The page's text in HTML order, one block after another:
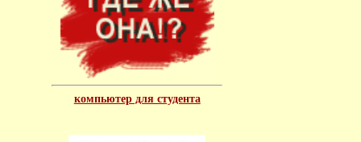
компьютер для студента